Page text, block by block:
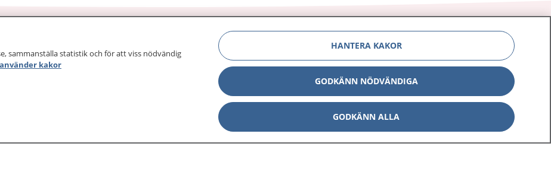
Other languages
Lättläst svenska
Om 1177
E-tjänster
Press
Digital tillgänglighet
sammanställa statistik och för att viss nödvändig
kakor
HANTERA KAKOR
GODKÄNN NÖDVÄNDIGA
GODKÄNN ALLA